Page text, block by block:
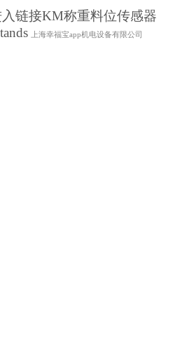
链接KM称重料位传感器
上海幸福宝app机电设备有限公司